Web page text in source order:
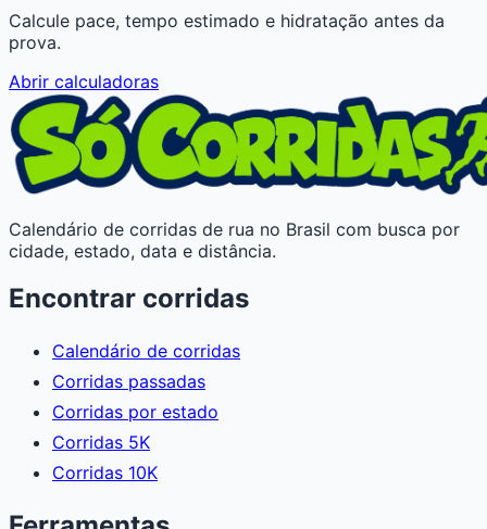
Calcule pace, tempo estimado e hidratação antes da
prova.
Abrir calculadoras
Calendário de corridas de rua no Brasil com busca por
cidade, estado, data e distância.
Encontrar corridas
Calendário de corridas
Corridas passadas
Corridas por estado
Corridas 5K
Corridas 10K